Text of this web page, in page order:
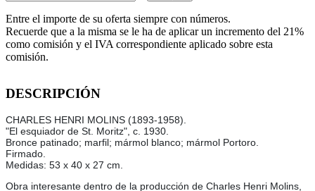
Entre el importe de su oferta siempre con números.
Recuerde que a la misma se le ha de aplicar un incremento del 21%
como comisión y el IVA correspondiente aplicado sobre esta
comisión.
DESCRIPCIÓN
CHARLES HENRI MOLINS (1893-1958).
"El esquiador de St. Moritz", c. 1930.
Bronce patinado; marfil; mármol blanco; mármol Portoro.
Firmado.
Medidas: 53 x 40 x 27 cm.
Obra interesante dentro de la producción de Charles Henri Molins,